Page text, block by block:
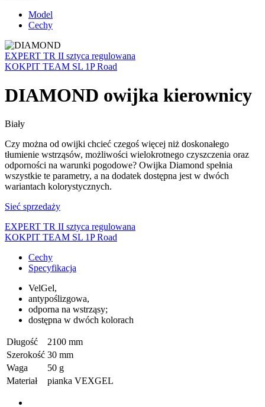
Model
Cechy
EXPERT TR II sztyca regulowana
KOKPIT TEAM SL 1P Road
DIAMOND owijka kierownicy
Biały
Czy można od owijki chcieć czegoś więcej niż doskonałego
tłumienie wstrząsów, możliwości wielokrotnego czyszczenia oraz
odporności na warunki pogodowe? Owijka Diamond spełnia
wszystkie te parametry, a na dodatek dostępna jest w dwóch
wariantach kolorystycznych.
Sieć sprzedaży
EXPERT TR II sztyca regulowana
KOKPIT TEAM SL 1P Road
Cechy
Specyfikacja
VelGel,
antypoślizgowa,
odporna na wstrząsy;
dostępna w dwóch kolorach
Długość
2100 mm
Szerokość 30 mm
Waga
50 g
Materiał
pianka VEXGEL